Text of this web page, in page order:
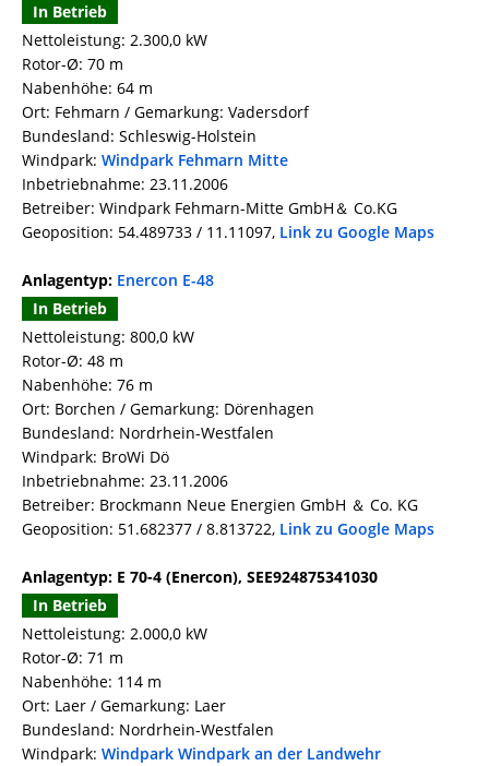
In Betrieb
Nettoleistung: 2.300,0 kW
Rotor-Ø: 70 m
Nabenhöhe: 64 m
Ort: Fehmarn / Gemarkung: Vadersdorf
Bundesland: Schleswig-Holstein
Windpark: Windpark Fehmarn Mitte
Inbetriebnahme: 23.11.2006
Betreiber: Windpark Fehmarn-Mitte GmbH＆ Co.KG
Geoposition: 54.489733 / 11.11097, Link zu Google Maps
Anlagentyp: Enercon E-48
In Betrieb
Nettoleistung: 800,0 kW
Rotor-Ø: 48 m
Nabenhöhe: 76 m
Ort: Borchen / Gemarkung: Dörenhagen
Bundesland: Nordrhein-Westfalen
Windpark: BroWi Dö
Inbetriebnahme: 23.11.2006
Betreiber: Brockmann Neue Energien GmbH ＆ Co. KG
Geoposition: 51.682377 / 8.813722, Link zu Google Maps
Anlagentyp: E 70-4 (Enercon), SEE924875341030
In Betrieb
Nettoleistung: 2.000,0 kW
Rotor-Ø: 71 m
Nabenhöhe: 114 m
Ort: Laer / Gemarkung: Laer
Bundesland: Nordrhein-Westfalen
Windpark: Windpark Windpark an der Landwehr